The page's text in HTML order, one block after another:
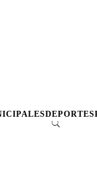
DEPORTES